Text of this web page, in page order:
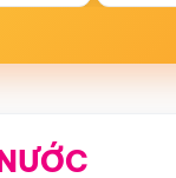
nổi bật